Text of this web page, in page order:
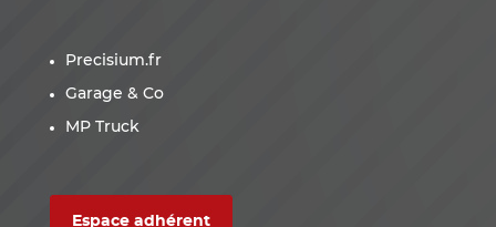
Precisium.fr
Garage & Co
MP Truck
Espace adhérent